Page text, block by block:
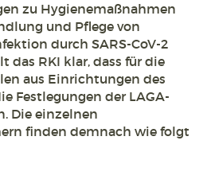
zu Hygienemaßnahmen
und Pflege von
durch SARS-CoV-2
das RKI klar, dass für die
aus Einrichtungen des
Festlegungen der LAGA-
Die einzelnen
finden demnach wie folgt